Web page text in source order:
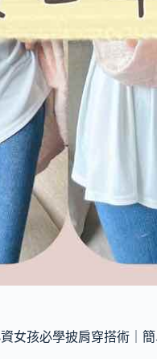
女孩必學披肩穿搭術｜